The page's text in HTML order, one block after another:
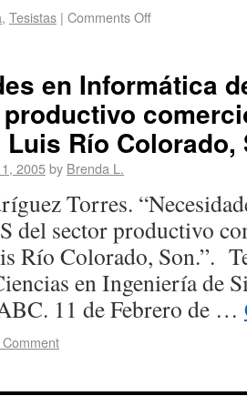
, Tesistas | Comments Off
en Informática
Luis Río Colorado,
2005by Brenda L.
Torres.
del sector productivo
Río Colorado, Son.”.
en Ingeniería de
11 de Febrero de …
Comment